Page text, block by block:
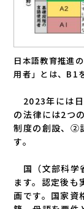
日本語教育推進
用者」とは、B1
2023年には日
の法律には2つ
制度の創設、②
す。
国（文部科学
ます。認定後も
画です。国家資